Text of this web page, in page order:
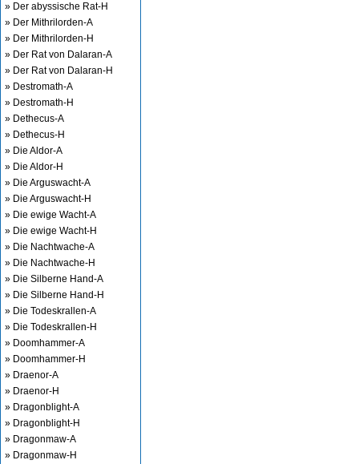
» Der abyssische Rat-H
» Der Mithrilorden-A
» Der Mithrilorden-H
» Der Rat von Dalaran-A
» Der Rat von Dalaran-H
» Destromath-A
» Destromath-H
» Dethecus-A
» Dethecus-H
» Die Aldor-A
» Die Aldor-H
» Die Arguswacht-A
» Die Arguswacht-H
» Die ewige Wacht-A
» Die ewige Wacht-H
» Die Nachtwache-A
» Die Nachtwache-H
» Die Silberne Hand-A
» Die Silberne Hand-H
» Die Todeskrallen-A
» Die Todeskrallen-H
» Doomhammer-A
» Doomhammer-H
» Draenor-A
» Draenor-H
» Dragonblight-A
» Dragonblight-H
» Dragonmaw-A
» Dragonmaw-H